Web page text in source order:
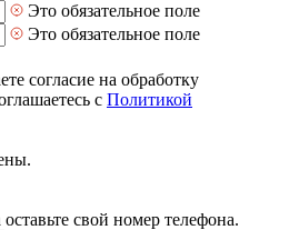
Это обязательное поле
Это обязательное поле
согласие на обработку
с Политикой
свой номер телефона.